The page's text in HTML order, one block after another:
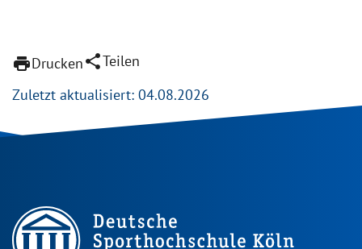
printDruckenshareTeilen
Zuletzt aktualisiert: 04.08.2026